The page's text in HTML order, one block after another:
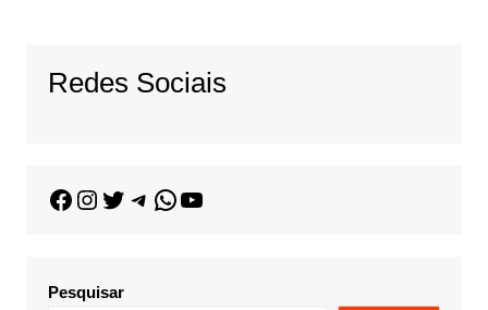
Redes Sociais
Pesquisar